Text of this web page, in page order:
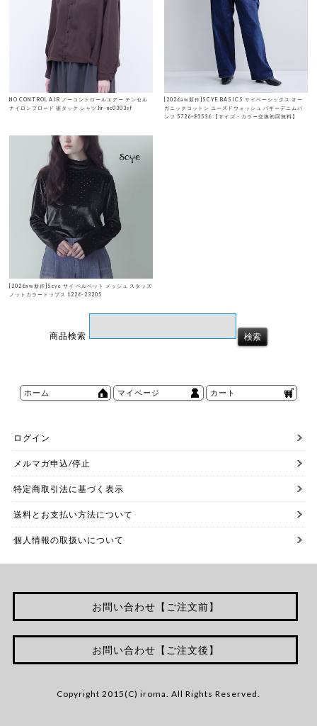
NO CONTROL AIR ノーコントロールエアー テンセル
ナイロンブロード 裾タック シャツ hr-nc0303sf
[2026aw新作]SCYE BASICS サイベーシックス オー
ガニックコットン ユーズドウォッシュ バギーデニムパ
ンツ 5726-83536 【サイズ・カラー交換初回無料】
[2026aw新作]Scye サイ ベルベット メッシュ スタッズ
ノットカラートップス 1226-23205
商品検索
ホーム マイページ カート
ログイン
メルマガ申込/停止
特定商取引法に基づく表示
送料とお支払い方法について
個人情報の取扱いについて
お問い合わせ【ご注文前】
お問い合わせ【ご注文後】
Copyright 2015(C) iroma. All Rights Reserved.